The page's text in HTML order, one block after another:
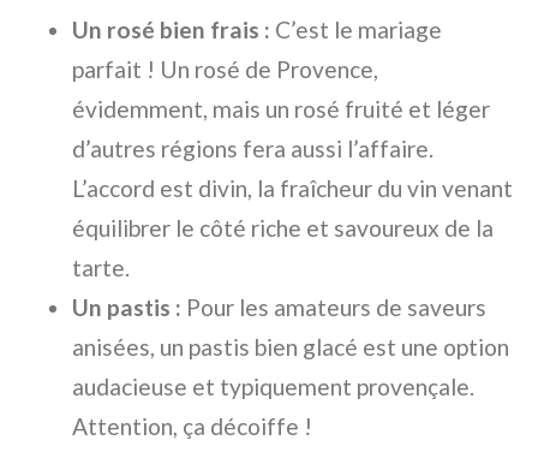
Un rosé bien frais : C’est le mariage
parfait ! Un rosé de Provence,
évidemment, mais un rosé fruité et léger
d’autres régions fera aussi l’affaire.
L’accord est divin, la fraîcheur du vin venant
équilibrer le côté riche et savoureux de la
tarte.
Un pastis : Pour les amateurs de saveurs
anisées, un pastis bien glacé est une option
audacieuse et typiquement provençale.
Attention, ça décoiffe !